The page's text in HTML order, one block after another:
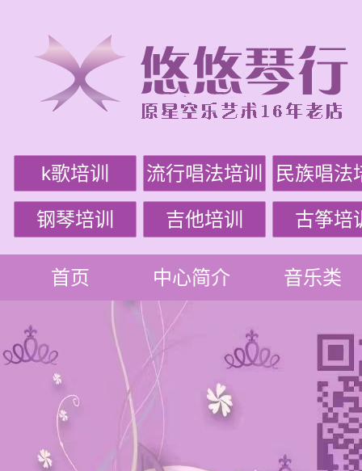
k歌培训 流行唱法培训 民族唱法
钢琴培训 吉他培训 古筝培
首页 中心简介 音乐类